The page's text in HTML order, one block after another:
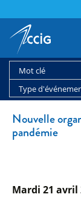
Type
Nouvelle
pandémie
mardi 21 avril